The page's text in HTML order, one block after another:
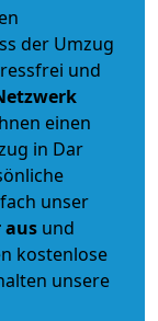
der Umzug
und
einen
in Dar
unser
aus und
kostenlose
unsere